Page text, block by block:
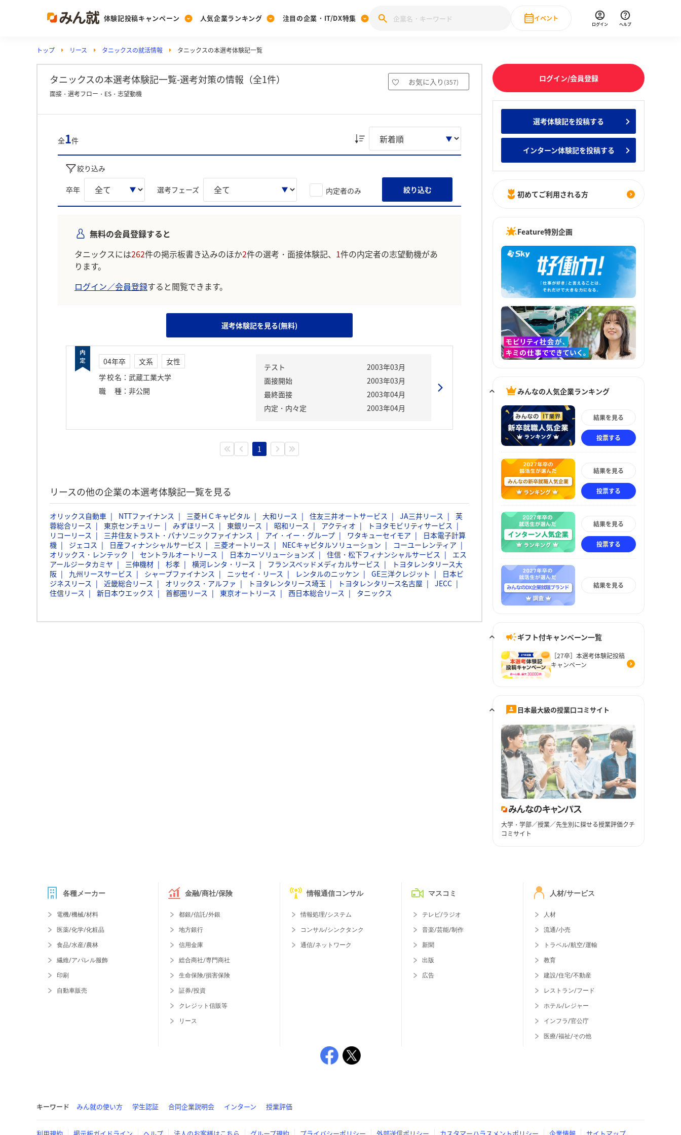
体験記投稿キャンペーン
Post
投稿する
[27卒] 本選考体験記投稿キャンペーン
人気企業ランキング
Ranking
ランキングを見る
みんなのDX企業就職ブランド調査
Vote みんなの新卒就職人気企業ランキング みんなのインターン人気企業ランキ
注目の企業・IT/DX特集
PickUp
注目の企業特集
28卒 IT・DX現場社員インタビュー
イベント
直近のイベント一覧
ログイン ヘルプ
トップ リース タニックスの就活情報 タニックスの本選考体験記一覧
タニックスの本選考体験記一覧-選考対策の情報（全1件） お気に入り (357)
面接・選考フロー・ES・志望動機
全1件
絞り込み
卒年 選考フェーズ 内定者のみ 絞り込む
無料の会員登録すると
タニックスには262件の掲示板書き込みのほか2件の選考・面接体験記、 1件の内定者の志望動機があ
ります。
ログイン／会員登録すると閲覧できます。
選考体験記を見る(無料)
04年卒 文系
女性
学校名 ： 武蔵工業大学
職種 ： 非公開
テスト
2003年03月
面接開始
2003年03月
最終面接
2003年04月
内定・内々定
2003年04月
1
リースの他の企業の本選考体験記一覧を見る
オリックス自動車 NTTファイナンス 三菱ＨＣキャピタル 大和リース 住友三井オートサービス JA三井リース
芙
蓉総合リース
東京センチュリー みずほリース 東銀リース 昭和リース アクティオ
トヨタモビリティサービス
リコーリース
三井住友トラスト・パナソニックファイナンス アイ・イー・グループ ワタキューセイモア
日本電子計算
機
ジェコス 日産フィナンシャルサービス 三菱オートリース NECキャピタルソリューション
コーユーレンティア
オリックス・レンテック
セントラルオートリース 日本カーソリューションズ 住信・松下フィナンシャルサービス
エス
アールジータカミヤ
三伸機材 杉孝 横河レンタ・リース フランスベッドメディカルサービス
トヨタレンタリース大
阪
九州リースサービス シャープファイナンス ニッセイ・リース レンタルのニッケン GE三洋クレジット
日本ビ
ジネスリース
近畿総合リース オリックス・アルファ トヨタレンタリース埼玉 トヨタレンタリース名古屋
JECC
住信リース
新日本ウエックス 首都圏リース 東京オートリース 西日本総合リース タニックス
ログイン/会員登録
選考体験記を投稿する
インターン体験記を投稿する
初めてご利用される方
Feature特別企画
みんなの人気企業ランキング
結果を見る
投票する
結果を見る
投票する
結果を見る
投票する
結果を見る
ギフト付キャンペーン一覧
［27卒］本選考体験記投稿
キャンペーン
日本最大級の授業口コミサイト
大学・学部／授業／先生別に探せる授業評価クチ
コミサイト
各種メーカー
電機/機械/材料
医薬/化学/化粧品
食品/水産/農林
繊維/アパレル服飾
印刷
自動車販売
金融/商社/保険
都銀/信託/外銀
地方銀行
信用金庫
総合商社/専門商社
生命保険/損害保険
証券/投資
クレジット信販等
リース
情報通信コンサル
情報処理/システム
コンサル/シンクタンク
通信/ネットワーク
マスコミ
テレビ/ラジオ
音楽/芸能/制作
新聞
出版
広告
人材/サービス
人材
流通/小売
トラベル/航空/運輸
教育
建設/住宅/不動産
レストラン/フード
ホテル/レジャー
インフラ/官公庁
医療/福祉/その他
キーワード みん就の使い方 学生認証 合同企業説明会 インターン 授業評価